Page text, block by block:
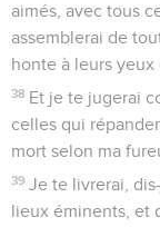
aimés, avec tous
assemblerai de
honte à leurs yeux
38 Et je te jugerai
celles qui
mort selon ma
39 Je te livrerai,
lieux éminents, et